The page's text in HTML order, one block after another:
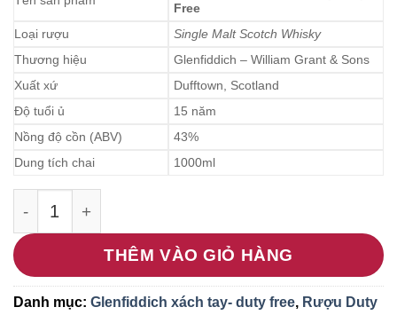
Free
Loại rượu
Single Malt Scotch Whisky
Thương hiệu
Glenfiddich – William Grant & Sons
Xuất xứ
Dufftown, Scotland
Độ tuổi ủ
15 năm
Nồng độ cồn (ABV)
43%
Dung tích chai
1000ml
THÊM VÀO GIỎ HÀNG
Danh mục: Glenfiddich xách tay- duty free, Rượu Duty